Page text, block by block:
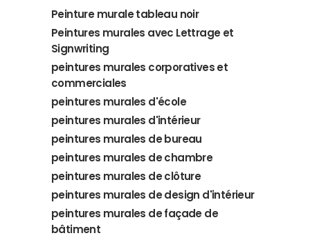
Peinture murale tableau noir
Peintures murales avec Lettrage et
Signwriting
peintures murales corporatives et
commerciales
peintures murales d'école
peintures murales d'intérieur
peintures murales de bureau
peintures murales de chambre
peintures murales de clôture
peintures murales de design d'intérieur
peintures murales de façade de
bâtiment